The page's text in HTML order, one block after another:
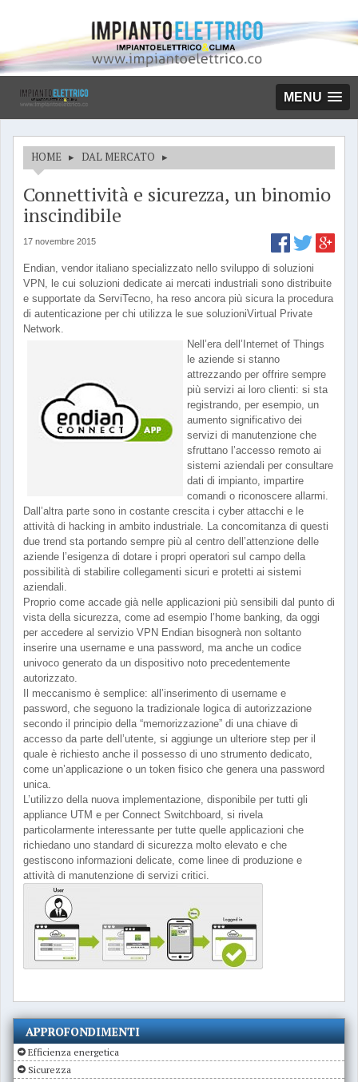
MENU
HOME ▸ DAL MERCATO ▸
Connettività e sicurezza, un binomio
inscindibile
17 novembre 2015
Endian, vendor italiano specializzato nello sviluppo di soluzioni
VPN, le cui soluzioni dedicate ai mercati industriali sono distribuite
e supportate da ServiTecno, ha reso ancora più sicura la procedura
di autenticazione per chi utilizza le sue soluzioniVirtual Private
Network.
Nell’era dell’Internet of Things
le aziende si stanno
attrezzando per offrire sempre
più servizi ai loro clienti: si sta
registrando, per esempio, un
aumento significativo dei
servizi di manutenzione che
sfruttano l’accesso remoto ai
sistemi aziendali per consultare
dati di impianto, impartire
comandi o riconoscere allarmi.
Dall’altra parte sono in costante crescita i cyber attacchi e le
attività di hacking in ambito industriale. La concomitanza di questi
due trend sta portando sempre più al centro dell’attenzione delle
aziende l’esigenza di dotare i propri operatori sul campo della
possibilità di stabilire collegamenti sicuri e protetti ai sistemi
aziendali.
Proprio come accade già nelle applicazioni più sensibili dal punto di
vista della sicurezza, come ad esempio l’home banking, da oggi
per accedere al servizio VPN Endian bisognerà non soltanto
inserire una username e una password, ma anche un codice
univoco generato da un dispositivo noto precedentemente
autorizzato.
Il meccanismo è semplice: all’inserimento di username e
password, che seguono la tradizionale logica di autorizzazione
secondo il principio della “memorizzazione” di una chiave di
accesso da parte dell’utente, si aggiunge un ulteriore step per il
quale è richiesto anche il possesso di uno strumento dedicato,
come un’applicazione o un token fisico che genera una password
unica.
L’utilizzo della nuova implementazione, disponibile per tutti gli
appliance UTM e per Connect Switchboard, si rivela
particolarmente interessante per tutte quelle applicazioni che
richiedano uno standard di sicurezza molto elevato e che
gestiscono informazioni delicate, come linee di produzione e
attività di manutenzione di servizi critici.
APPROFONDIMENTI
Efficienza energetica
Sicurezza